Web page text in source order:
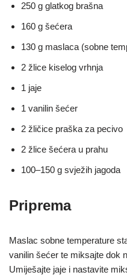
250 g glatkog brašna
160 g šećera
130 g maslaca (sobne
2 žlice kiselog vrhnja
1 jaje
1 vanilin šećer
2 žličice praška za pecivo
2 žlice šećera u prahu
100–150 g svježih jagoda
Priprema
Maslac sobne temperature
vanilin šećer te miksajte dok
Umiješajte jaje i nastavite